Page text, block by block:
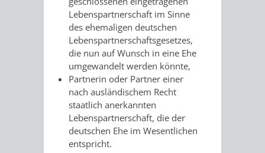
FLÜCHTLINGE
BAUHERRENBERATUNG
GRUNDSTÜCKSWERTERMITTLUNG
DENKMALSCHUTZ
AUFGABEN
DER
UNTEREN
STEUERVORTEILE
SATZUNGEN
IM
VERKAUF
STÄDTISCHER
BAUPLÄTZE
RATHAUS
BÜRGERMEISTER
ÄMTER
Lebenspartnerschaft im Sinne
des ehemaligen deutschen
Lebenspartnerschaftsgesetzes,
die nun auf Wunsch in eine Ehe
umgewandelt werden könnte,
Partnerin oder Partner einer
nach ausländischem Recht
staatlich anerkannten
Lebenspartnerschaft, die der
deutschen Ehe im Wesentlichen
entspricht.